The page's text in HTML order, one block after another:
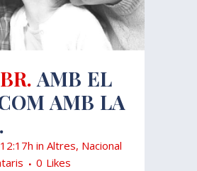
AMB EL
AMB LA
in Altres, Nacional
0 Likes